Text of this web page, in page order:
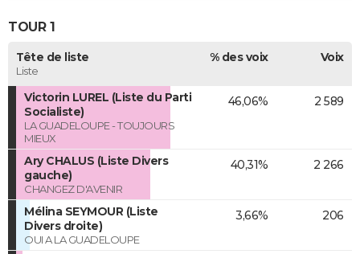
TOUR 1
Tête de liste
Liste
% des voix Voix
Victorin LUREL (Liste du Parti
Socialiste)
LA GUADELOUPE - TOUJOURS
MIEUX
46,06% 2 589
Ary CHALUS (Liste Divers
gauche)
CHANGEZ D'AVENIR
40,31% 2 266
Mélina SEYMOUR (Liste
Divers droite)
OUI A LA GUADELOUPE
3,66% 206